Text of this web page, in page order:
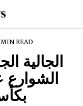
MIN READ
الجالية
الشوارع
بكأس